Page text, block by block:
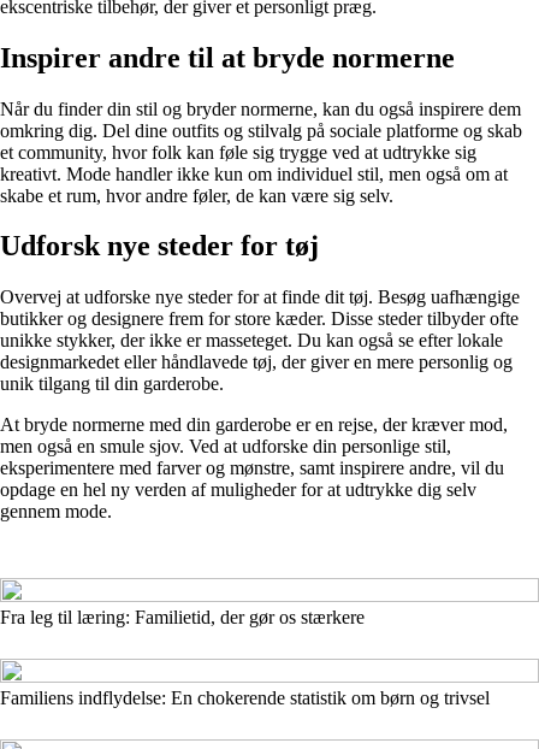
ekscentriske tilbehør, der giver et personligt præg.
Inspirer andre til at bryde normerne
Når du finder din stil og bryder normerne, kan du også inspirere dem
omkring dig. Del dine outfits og stilvalg på sociale platforme og skab
et community, hvor folk kan føle sig trygge ved at udtrykke sig
kreativt. Mode handler ikke kun om individuel stil, men også om at
skabe et rum, hvor andre føler, de kan være sig selv.
Udforsk nye steder for tøj
Overvej at udforske nye steder for at finde dit tøj. Besøg uafhængige
butikker og designere frem for store kæder. Disse steder tilbyder ofte
unikke stykker, der ikke er masseteget. Du kan også se efter lokale
designmarkedet eller håndlavede tøj, der giver en mere personlig og
unik tilgang til din garderobe.
At bryde normerne med din garderobe er en rejse, der kræver mod,
men også en smule sjov. Ved at udforske din personlige stil,
eksperimentere med farver og mønstre, samt inspirere andre, vil du
opdage en hel ny verden af muligheder for at udtrykke dig selv
gennem mode.
Fra leg til læring: Familietid, der gør os stærkere
Familiens indflydelse: En chokerende statistik om børn og trivsel